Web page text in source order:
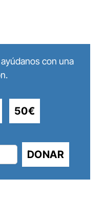
con una
50€
DONAR